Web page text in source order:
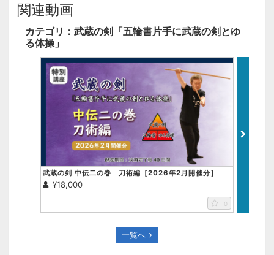
関連動画
カテゴリ：武蔵の剣「五輪書片手に武蔵の剣とゆ
る体操」
武蔵の剣 中伝二の巻 刀術編［2026年2月開催分］
¥18,000
0
一覧へ